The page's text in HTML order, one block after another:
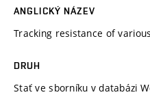
ANGLICKÝ NÁZEV
Tracking resistance of
DRUH
Stať ve sborníku v databázi